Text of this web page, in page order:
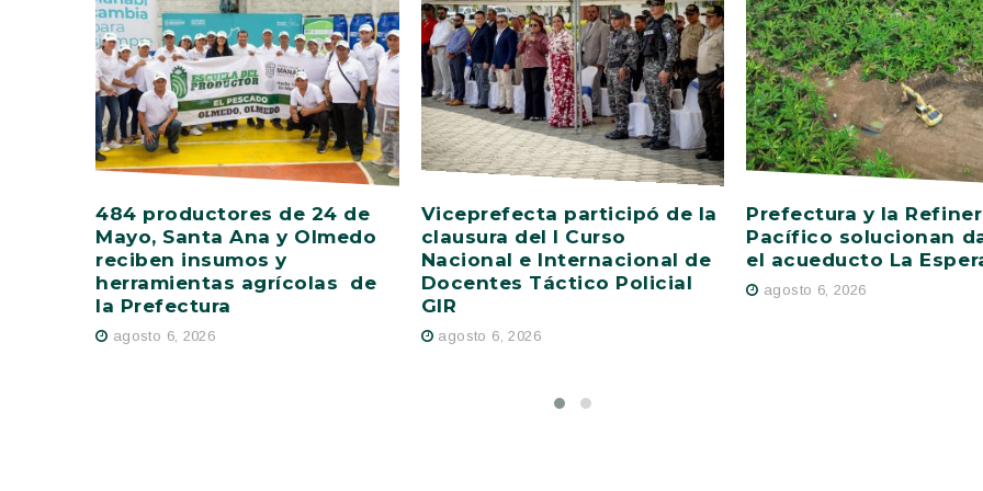
484 productores de 24 de
Mayo, Santa Ana y Olmedo
reciben insumos y
herramientas agrícolas de
la Prefectura
agosto 6, 2026
Viceprefecta participó de la
clausura del I Curso
Nacional e Internacional de
Docentes Táctico Policial
GIR
agosto 6, 2026
Prefectura y la
Pacífico solucionan
el acueducto La
agosto 6, 2026